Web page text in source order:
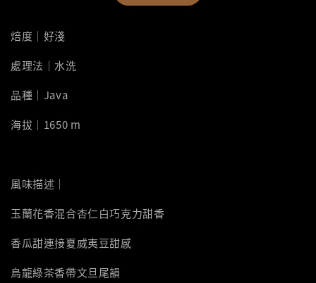
焙度｜好淺
處理法｜水洗
品種｜Java
海拔｜1650 m
風味描述｜
玉蘭花香混合杏仁白巧克力甜香
香瓜甜連接夏威夷豆甜感
烏龍綠茶香帶文旦尾韻